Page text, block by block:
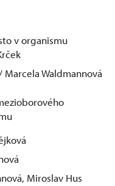
v organismu
Waldmannová
Miroslav Hus